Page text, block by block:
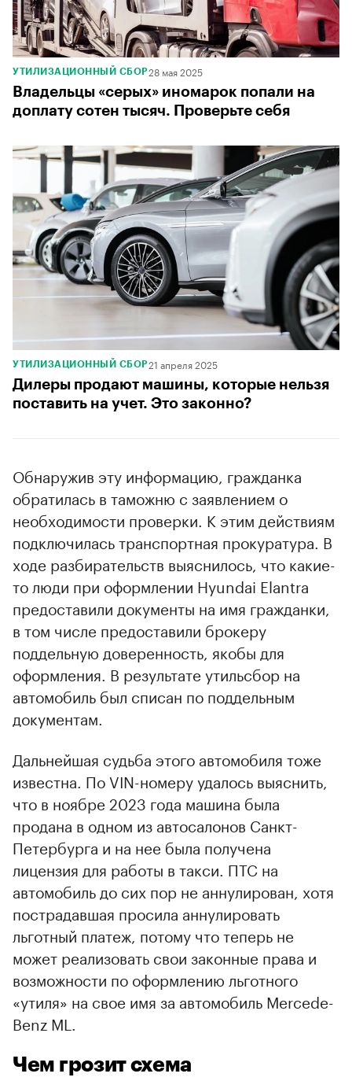
УТИЛИЗАЦИОННЫЙ СБОР28 мая 2025
Владельцы «серых» иномарок попали на
доплату сотен тысяч. Проверьте себя
УТИЛИЗАЦИОННЫЙ СБОР21 апреля 2025
Дилеры продают машины, которые нельзя
поставить на учет. Это законно?
Обнаружив эту информацию, гражданка
обратилась в таможню с заявлением о
необходимости проверки. К этим действиям
подключилась транспортная прокуратура. В
ходе разбирательств выяснилось, что какие-
то люди при оформлении Hyundai Elantra
предоставили документы на имя гражданки,
в том числе предоставили брокеру
поддельную доверенность, якобы для
оформления. В результате утильсбор на
автомобиль был списан по поддельным
документам.
Дальнейшая судьба этого автомобиля тоже
известна. По VIN-номеру удалось выяснить,
что в ноябре 2023 года машина была
продана в одном из автосалонов Санкт-
Петербурга и на нее была получена
лицензия для работы в такси. ПТС на
автомобиль до сих пор не аннулирован, хотя
пострадавшая просила аннулировать
льготный платеж, потому что теперь не
может реализовать свои законные права и
возможности по оформлению льготного
«утиля» на свое имя за автомобиль Mercede-
Benz ML.
Чем грозит схема